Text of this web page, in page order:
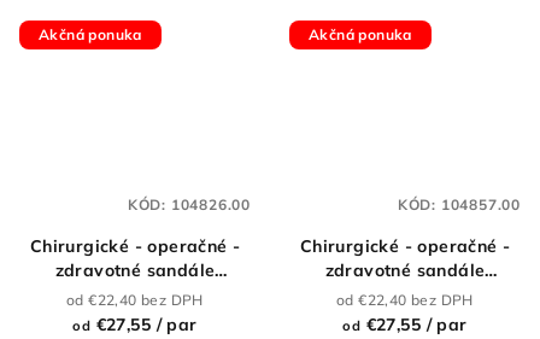
Akčná ponuka
Chirurgické - operačné -
zdravotné sandále
"kroksy" MAX VIOLA
od €22,40 bez DPH
od €27,55 / par
KÓD: 104826.00
Akčná ponuka
Chirurgické - operačné -
zdravotné sandále
"kroksy" MAX WHITE
od €22,40 bez DPH
od €27,55 / par
KÓD: 104857.00